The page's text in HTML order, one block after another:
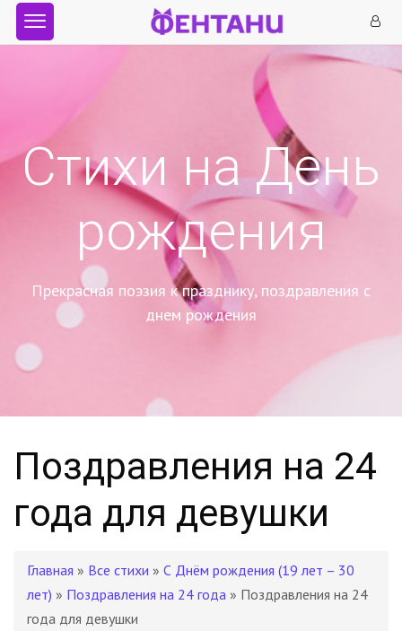
Стихи на День
рождения
Прекрасная поэзия к празднику, поздравления с
днем рождения
Поздравления на 24
года для девушки
Главная » Все стихи » С Днём рождения (19 лет – 30
лет) » Поздравления на 24 года » Поздравления на 24
года для девушки